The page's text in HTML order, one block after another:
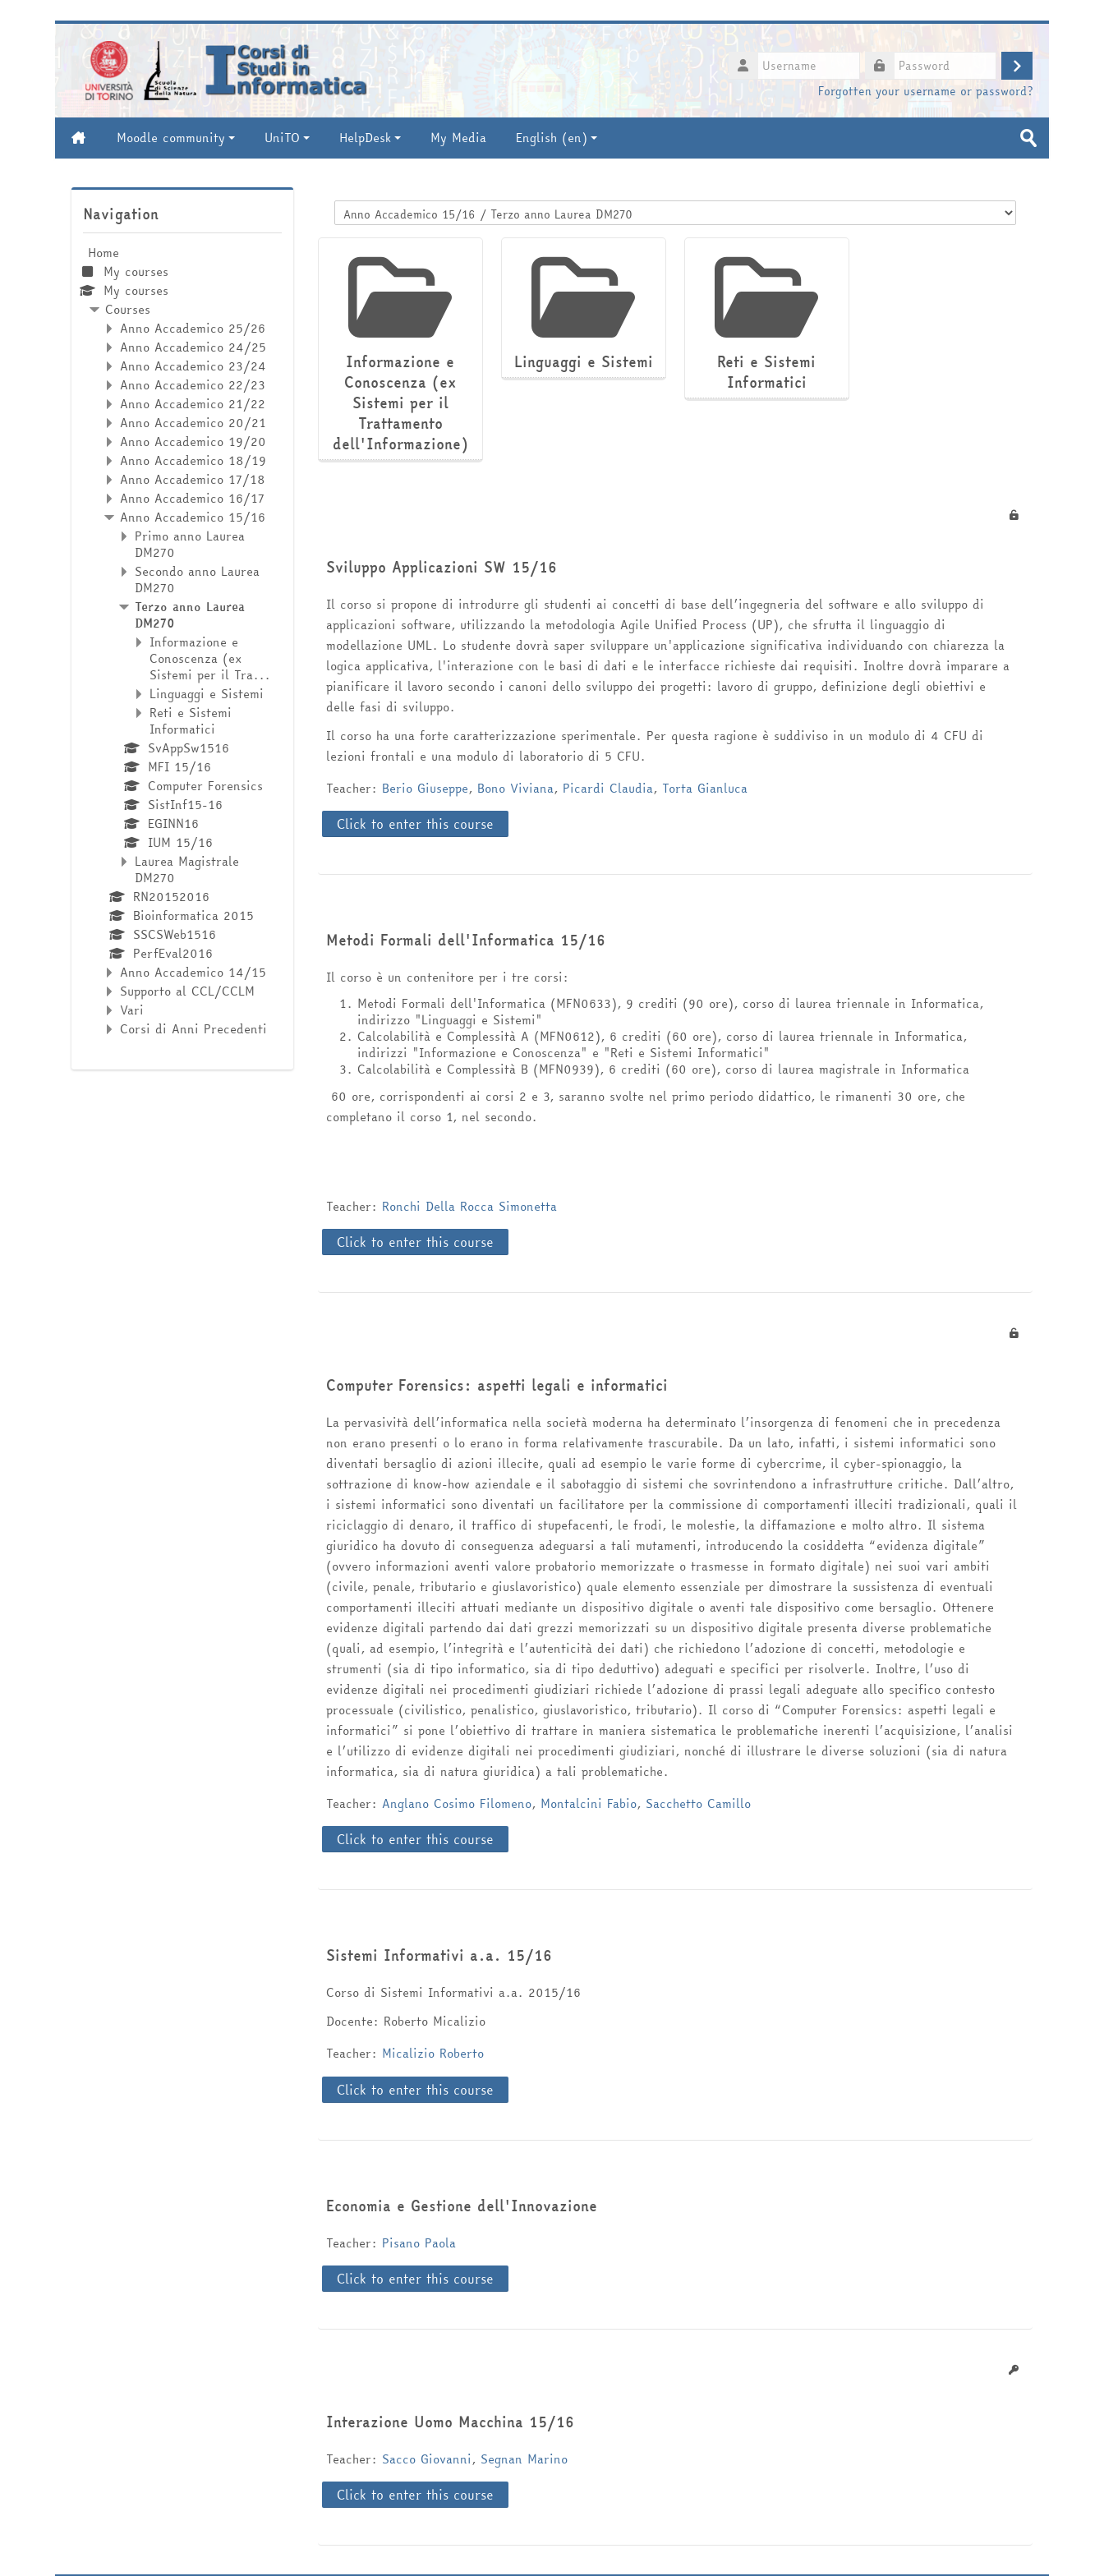
Skip to main content
Username
Password
Log
Forgotten your username or password?
Moodle community UniTO HelpDesk My Media English ‎(en)‎ Submit
Course categories
Informazione e
Conoscenza (ex
Sistemi per il
Trattamento
dell'Informazione)
Linguaggi e Sistemi
Reti e Sistemi
Informatici
Sviluppo Applicazioni SW 15/16
Il corso si propone di introdurre gli studenti ai concetti di base dell’ingegneria del software e allo sviluppo di
applicazioni software, utilizzando la metodologia Agile Unified Process (UP), che sfrutta il linguaggio di
modellazione UML. Lo studente dovrà saper sviluppare un'applicazione significativa individuando con chiarezza la
logica applicativa, l'interazione con le basi di dati e le interfacce richieste dai requisiti. Inoltre dovrà imparare a
pianificare il lavoro secondo i canoni dello sviluppo dei progetti: lavoro di gruppo, definizione degli obiettivi e
delle fasi di sviluppo.
Il corso ha una forte caratterizzazione sperimentale. Per questa ragione è suddiviso in un modulo di 4 CFU di
lezioni frontali e una modulo di laboratorio di 5 CFU.
Teacher: Berio Giuseppe, Bono Viviana, Picardi Claudia, Torta Gianluca
Click to enter this course
Metodi Formali dell'Informatica 15/16
Il corso è un contenitore per i tre corsi:
Metodi Formali dell'Informatica (MFN0633), 9 crediti (90 ore), corso di laurea triennale in Informatica,
indirizzo "Linguaggi e Sistemi"
Calcolabilità e Complessità A (MFN0612), 6 crediti (60 ore), corso di laurea triennale in Informatica,
indirizzi "Informazione e Conoscenza" e "Reti e Sistemi Informatici"
Calcolabilità e Complessità B (MFN0939), 6 crediti (60 ore), corso di laurea magistrale in Informatica
60 ore, corrispondenti ai corsi 2 e 3, saranno svolte nel primo periodo didattico, le rimanenti 30 ore, che
completano il corso 1, nel secondo.
Teacher: Ronchi Della Rocca Simonetta
Click to enter this course
Computer Forensics: aspetti legali e informatici
La pervasività dell’informatica nella società moderna ha determinato l’insorgenza di fenomeni che in precedenza
non erano presenti o lo erano in forma relativamente trascurabile. Da un lato, infatti, i sistemi informatici sono
diventati bersaglio di azioni illecite, quali ad esempio le varie forme di cybercrime, il cyber-spionaggio, la
sottrazione di know-how aziendale e il sabotaggio di sistemi che sovrintendono a infrastrutture critiche. Dall’altro,
i sistemi informatici sono diventati un facilitatore per la commissione di comportamenti illeciti tradizionali, quali il
riciclaggio di denaro, il traffico di stupefacenti, le frodi, le molestie, la diffamazione e molto altro. Il sistema
giuridico ha dovuto di conseguenza adeguarsi a tali mutamenti, introducendo la cosiddetta “evidenza digitale”
(ovvero informazioni aventi valore probatorio memorizzate o trasmesse in formato digitale) nei suoi vari ambiti
(civile, penale, tributario e giuslavoristico) quale elemento essenziale per dimostrare la sussistenza di eventuali
comportamenti illeciti attuati mediante un dispositivo digitale o aventi tale dispositivo come bersaglio. Ottenere
evidenze digitali partendo dai dati grezzi memorizzati su un dispositivo digitale presenta diverse problematiche
(quali, ad esempio, l’integrità e l’autenticità dei dati) che richiedono l’adozione di concetti, metodologie e
strumenti (sia di tipo informatico, sia di tipo deduttivo) adeguati e specifici per risolverle. Inoltre, l’uso di
evidenze digitali nei procedimenti giudiziari richiede l’adozione di prassi legali adeguate allo specifico contesto
processuale (civilistico, penalistico, giuslavoristico, tributario). Il corso di “Computer Forensics: aspetti legali e
informatici” si pone l’obiettivo di trattare in maniera sistematica le problematiche inerenti l’acquisizione, l’analisi
e l’utilizzo di evidenze digitali nei procedimenti giudiziari, nonché di illustrare le diverse soluzioni (sia di natura
informatica, sia di natura giuridica) a tali problematiche.
Teacher:Anglano Cosimo Filomeno, Montalcini Fabio, Sacchetto Camillo
Click to enter this course
Sistemi Informativi a.a. 15/16
Corso di Sistemi Informativi a.a. 2015/16
Docente: Roberto Micalizio
Teacher: Micalizio Roberto
Click to enter this course
Economia e Gestione dell'Innovazione
Teacher: Pisano Paola
Click to enter this course
Interazione Uomo Macchina 15/16
Teacher: Sacco Giovanni, Segnan Marino
Click to enter this course
Navigation
Home
My courses
My courses
Courses
Anno Accademico 25/26
Anno Accademico 24/25
Anno Accademico 23/24
Anno Accademico 22/23
Anno Accademico 21/22
Anno Accademico 20/21
Anno Accademico 19/20
Anno Accademico 18/19
Anno Accademico 17/18
Anno Accademico 16/17
Anno Accademico 15/16
Primo anno Laurea
DM270
Secondo anno Laurea
DM270
Terzo anno Laurea
DM270
Informazione e
Conoscenza (ex
Sistemi per il Tra...
Linguaggi e Sistemi
Reti e Sistemi
Informatici
SvAppSw1516
MFI 15/16
Computer Forensics
SistInf15-16
EGINN16
IUM 15/16
Laurea Magistrale
DM270
RN20152016
Bioinformatica 2015
SSCSWeb1516
PerfEval2016
Anno Accademico 14/15
Supporto al CCL/CCLM
Vari
Corsi di Anni Precedenti